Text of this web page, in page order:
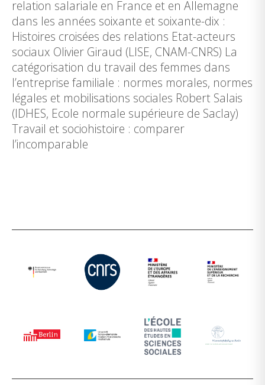
relation salariale en France et en Allemagne
dans les années soixante et soixante-dix :
Histoires croisées des relations Etat-acteurs
sociaux Olivier Giraud (LISE, CNAM-CNRS) La
catégorisation du travail des femmes dans
l’entreprise familiale : normes morales, normes
légales et mobilisations sociales Robert Salais
(IDHES, Ecole normale supérieure de Saclay)
Travail et sociohistoire : comparer
l’incomparable